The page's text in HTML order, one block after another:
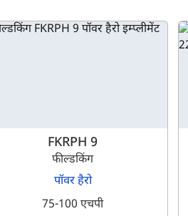
FKRPH 9
फील्डकिंग
पॉवर हैरो
75-100 एचपी
हैं?